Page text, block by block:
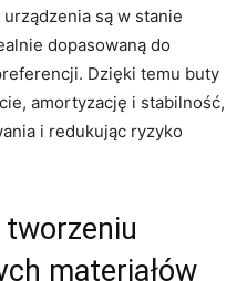
są w ‌stanie
dopasowaną do‍
Dzięki temu​ buty
amortyzację i​ stabilność,
i redukując ryzyko
materiałów